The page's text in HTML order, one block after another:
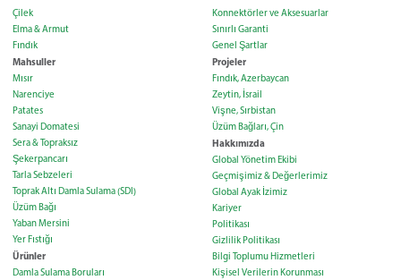
Çilek
Elma & Armut
Fındık
Mahsuller
Mısır
Narenciye
Patates
Sanayi Domatesi
Sera & Topraksız
Şekerpancarı
Tarla Sebzeleri
Toprak Altı Damla Sulama (SDI)
Üzüm Bağı
Yaban Mersini
Yer Fıstığı
Ürünler
Damla Sulama Boruları
Konnektörler ve Aksesuarlar
Sınırlı Garanti
Genel Şartlar
Projeler
Fındık, Azerbaycan
Zeytin, İsrail
Vişne, Sırbistan
Üzüm Bağları, Çin
Hakkımızda
Global Yönetim Ekibi
Geçmişimiz & Değerlerimiz
Global Ayak İzimiz
Kariyer
Politikası
Gizlilik Politikası
Bilgi Toplumu Hizmetleri
Kişisel Verilerin Korunması